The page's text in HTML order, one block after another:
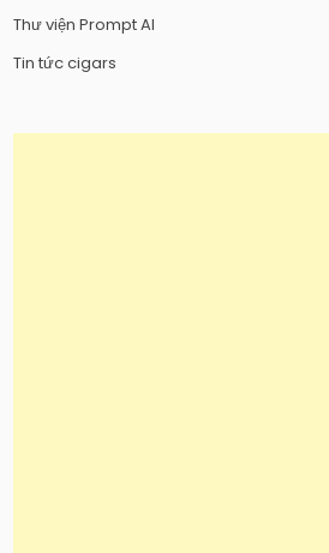
Thư viện Prompt AI
Tin tức cigars